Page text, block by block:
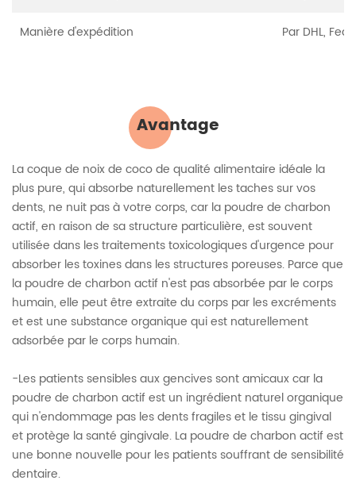
Manière d'expédition Par DHL,
Avantage
La coque de noix de coco de qualité alimentaire idéale la
plus pure, qui absorbe naturellement les taches sur vos
dents, ne nuit pas à votre corps, car la poudre de charbon
actif, en raison de sa structure particulière, est souvent
utilisée dans les traitements toxicologiques d'urgence pour
absorber les toxines dans les structures poreuses. Parce que
la poudre de charbon actif n'est pas absorbée par le corps
humain, elle peut être extraite du corps par les excréments
et est une substance organique qui est naturellement
adsorbée par le corps humain.
-Les patients sensibles aux gencives sont amicaux car la
poudre de charbon actif est un ingrédient naturel organique
qui n'endommage pas les dents fragiles et le tissu gingival
et protège la santé gingivale. La poudre de charbon actif est
une bonne nouvelle pour les patients souffrant de sensibilité
dentaire.